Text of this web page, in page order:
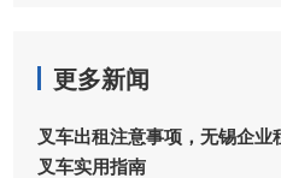
更多新闻
叉车出租注意事项，无锡企业
叉车实用指南